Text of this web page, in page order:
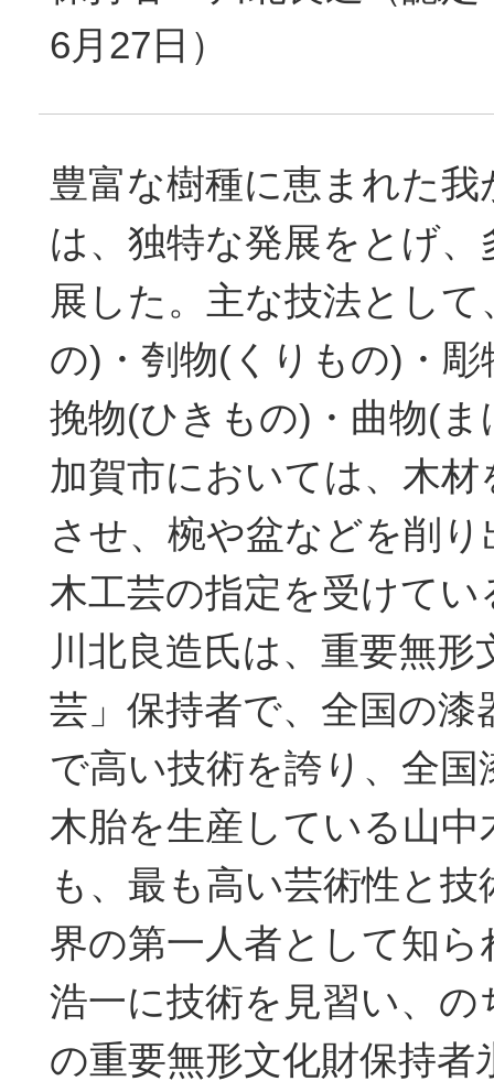
6月27日）
豊富な樹種に恵まれた我
は、独特な発展をとげ
展した。主な技法とし
の)・刳物(くりもの)・
挽物(ひきもの)・曲物(
加賀市においては、木
させ、椀や盆などを削
木工芸の指定を受けてい
川北良造氏は、重要無形
芸」保持者で、全国の漆
で高い技術を誇り、全国
木胎を生産している山中
も、最も高い芸術性と
界の第一人者として知
浩一に技術を見習い、の
の重要無形文化財保持者